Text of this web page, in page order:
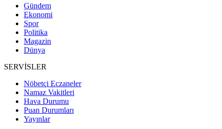
Gündem
Ekonomi
Spor
Politika
Magazin
Dünya
SERVİSLER
Nöbetçi Eczaneler
Namaz Vakitleri
Hava Durumu
Puan Durumları
Yayınlar